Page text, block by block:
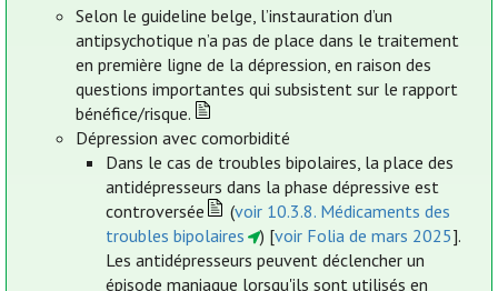
Selon le guideline belge, l’instauration d’un
antipsychotique n’a pas de place dans le traitement
en première ligne de la dépression, en raison des
questions importantes qui subsistent sur le rapport
bénéfice/risque.
Dépression avec comorbidité
Dans le cas de troubles bipolaires, la place des
antidépresseurs dans la phase dépressive est
controversée
(voir 10.3.8. Médicaments des
troubles bipolaires
) [voir Folia de mars 2025].
Les antidépresseurs peuvent déclencher un
épisode maniaque lorsqu'ils sont utilisés en